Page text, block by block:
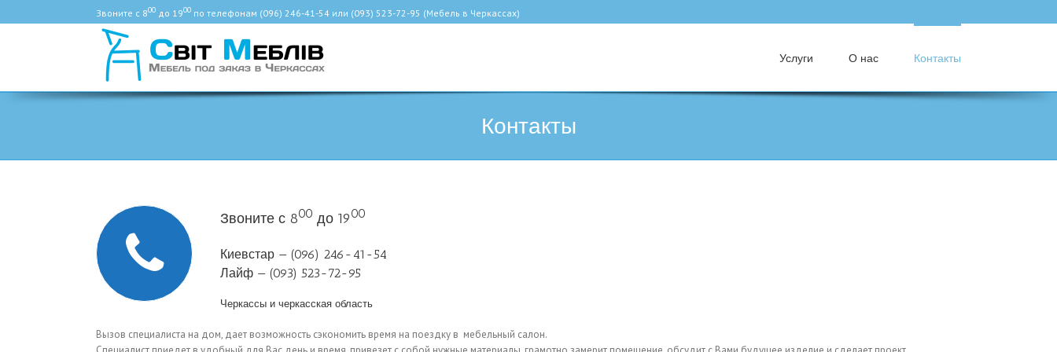
Звоните с 800 до 1900 по телефонам (096) 246-41-54 или (093) 523-72-95 (Мебель в Черкассах)
Услуги О нас Контакты
Контакты
Звоните с 800 до 1900
Киевстар — (096) 246-41-54
Лайф — (093) 523-72-95
Черкассы и черкасская область
Вызов специалиста на дом, дает возможность сэкономить время на поездку в мебельный салон.